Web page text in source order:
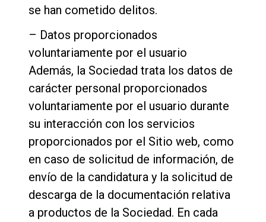
se han cometido delitos.
– Datos proporcionados
voluntariamente por el usuario
Además, la Sociedad trata los datos de
carácter personal proporcionados
voluntariamente por el usuario durante
su interacción con los servicios
proporcionados por el Sitio web, como
en caso de solicitud de información, de
envío de la candidatura y la solicitud de
descarga de la documentación relativa
a productos de la Sociedad. En cada